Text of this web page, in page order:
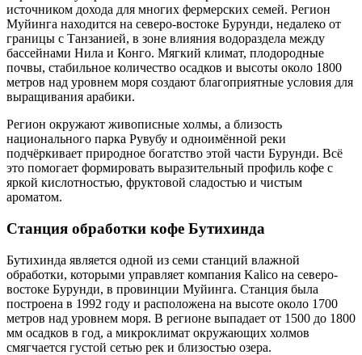
источником дохода для многих фермерских семей. Регион
Муйинга находится на северо-востоке Бурунди, недалеко от
границы с Танзанией, в зоне влияния водораздела между
бассейнами Нила и Конго. Мягкий климат, плодородные
почвы, стабильное количество осадков и высоты около 1800
метров над уровнем моря создают благоприятные условия для
выращивания арабики.
Регион окружают живописные холмы, а близость
национального парка Рувубу и одноимённой реки
подчёркивает природное богатство этой части Бурунди. Всё
это помогает формировать выразительный профиль кофе с
яркой кислотностью, фруктовой сладостью и чистым
ароматом.
Станция обработки кофе Бутихинда
Бутихинда является одной из семи станций влажной
обработки, которыми управляет компания Kalico на северо-
востоке Бурунди, в провинции Муйинга. Станция была
построена в 1992 году и расположена на высоте около 1700
метров над уровнем моря. В регионе выпадает от 1500 до 1800
мм осадков в год, а микроклимат окружающих холмов
смягчается густой сетью рек и близостью озера.